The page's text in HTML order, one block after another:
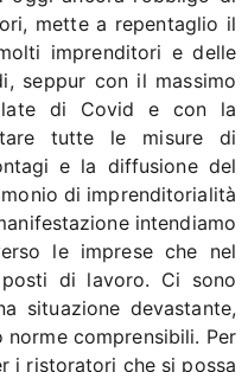
mette a repentaglio il
imprenditori e delle
seppur con il massimo
di Covid e con la
tutte le misure di
e la diffusione del
di imprenditorialità
intendiamo
le imprese che nel
di lavoro. Ci sono
situazione devastante,
comprensibili. Per
i ristoratori che si possa